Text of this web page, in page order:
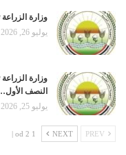
وزارة
يوليو 26, 2026
وزارة
النصف
يوليو 25, 2026
NEXT
1 od 2 |